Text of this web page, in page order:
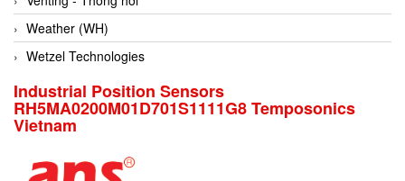
Cosil
Coulton
Crouzet
Crowcon
Crutec Dust Zero Vietnam
Crydom
Weather (WH)
Wetzel Technologies
Industrial Position Sensors
RH5MA0200M01D701S1111G8 Temposonics
Vietnam